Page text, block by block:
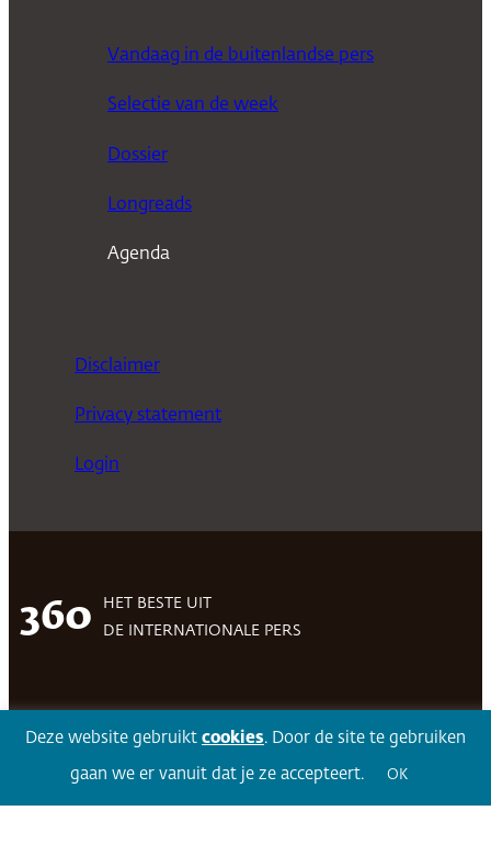
Vandaag in de buitenlandse pers
Selectie van de week
Dossier
Longreads
Agenda
Disclaimer
Privacy statement
Login
360
HET BESTE UIT
DE INTERNATIONALE PERS
Volg 360Facebook LinkedIn Twitter
Deze website gebruikt cookies. Door de site te gebruiken
gaan we er vanuit dat je ze accepteert. OK